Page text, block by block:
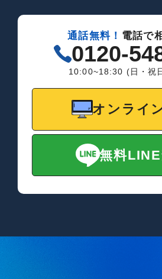
通話無料！ 電話で
0120-
10:00~18:30 (日・祝
オンライ
無料